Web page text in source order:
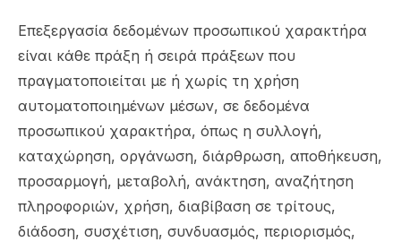
Επεξεργασία δεδομένων προσωπικού χαρακτήρα
είναι κάθε πράξη ή σειρά πράξεων που
πραγματοποιείται με ή χωρίς τη χρήση
αυτοματοποιημένων μέσων, σε δεδομένα
προσωπικού χαρακτήρα, όπως η συλλογή,
καταχώρηση, οργάνωση, διάρθρωση, αποθήκευση,
προσαρμογή, μεταβολή, ανάκτηση, αναζήτηση
πληροφοριών, χρήση, διαβίβαση σε τρίτους,
διάδοση, συσχέτιση, συνδυασμός, περιορισμός,